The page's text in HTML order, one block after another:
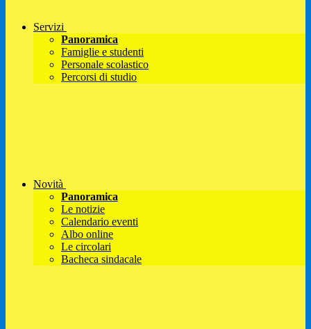
Servizi
Panoramica
Famiglie e studenti
Personale scolastico
Percorsi di studio
Novità
Panoramica
Le notizie
Calendario eventi
Albo online
Le circolari
Bacheca sindacale